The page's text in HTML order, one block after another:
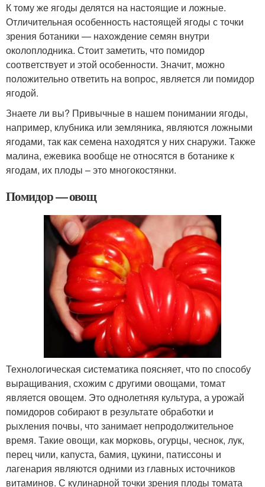
К тому же ягоды делятся на настоящие и ложные.
Отличительная особенность настоящей ягоды с точки
зрения ботаники — нахождение семян внутри
околоплодника. Стоит заметить, что помидор
соответствует и этой особенности. Значит, можно
положительно ответить на вопрос, является ли помидор
ягодой.
Знаете ли вы? Привычные в нашем понимании ягоды,
например, клубника или земляника, являются ложными
ягодами, так как семена находятся у них снаружи. Также
малина, ежевика вообще не относятся в ботанике к
ягодам, их плоды – это многокостянки.
Помидор — овощ
Технологическая систематика поясняет, что по способу
выращивания, схожим с другими овощами, томат
является овощем. Это однолетняя культура, а урожай
помидоров собирают в результате обработки и
рыхления почвы, что занимает непродолжительное
время. Такие овощи, как морковь, огурцы, чеснок, лук,
перец чили, капуста, бамия, цукини, патиссоны и
лагенария являются одними из главных источников
витаминов. С кулинарной точки зрения плоды томата